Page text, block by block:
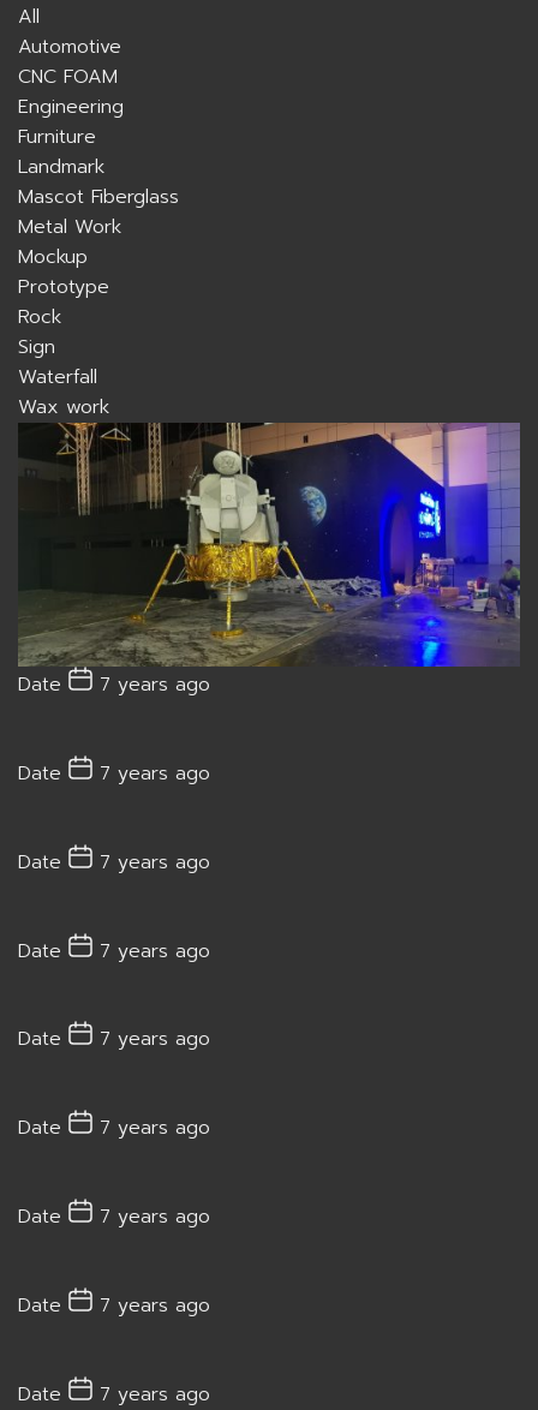
All
Automotive
CNC FOAM
Engineering
Furniture
Landmark
Mascot Fiberglass
Metal Work
Mockup
Prototype
Rock
Sign
Waterfall
Wax work
Date 7 years ago
Date 7 years ago
Date 7 years ago
Date 7 years ago
Date 7 years ago
Date 7 years ago
Date 7 years ago
Date 7 years ago
Date 7 years ago